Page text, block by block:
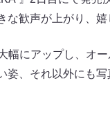
歓声が上がり、嬉
幅にアップし、オ
姿、それ以外にも